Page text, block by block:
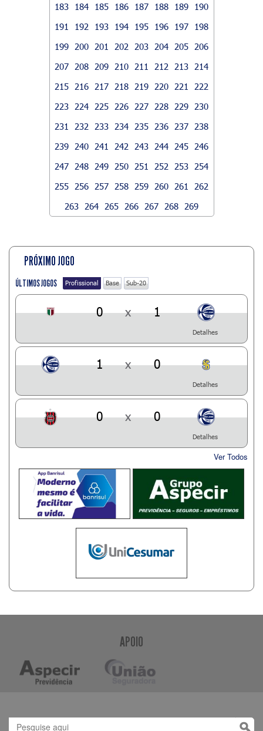
183
184 185 186 187 188 189
190
191
192 193 194 195 196 197
198
199
200 201 202 203 204 205
206
207
208 209 210 211 212 213
214
215
216 217 218 219 220 221
222
223
224 225 226 227 228 229
230
231
232 233 234 235 236 237
238
239
240 241 242 243 244 245
246
247
248 249 250 251 252 253
254
255
256 257 258 259 260 261
262
263
264 265 266 267 268 269
PRÓXIMO JOGO
ÚLTIMOS JOGOS Profissional Base Sub-20
0 x 1
Detalhes
1 x 0
Detalhes
0 x 0
Detalhes
Ver Todos
APOIO